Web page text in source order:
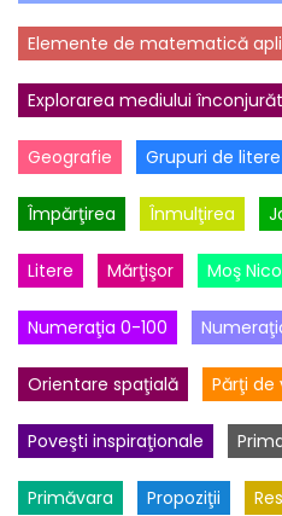
Elemente de matematică
Explorarea mediului
Geografie Grupuri de litere
Împărţirea Înmulţirea
Litere Mărţişor Moş
Numeraţia 0-100
Orientare spaţială Părţi de
Poveşti inspiraţionale
Primăvara Propoziţii